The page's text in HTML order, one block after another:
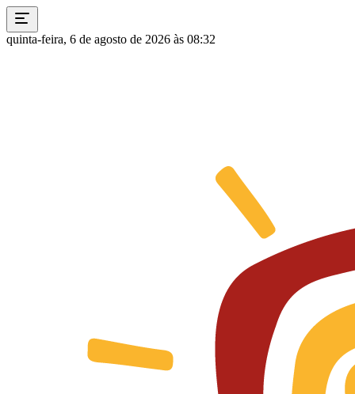
quinta-feira, 6 de agosto de 2026 às 08:32